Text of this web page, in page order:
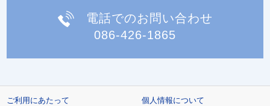
電話でのお問い合わせ
086-426-1865
ご利用にあたって 個人情報について